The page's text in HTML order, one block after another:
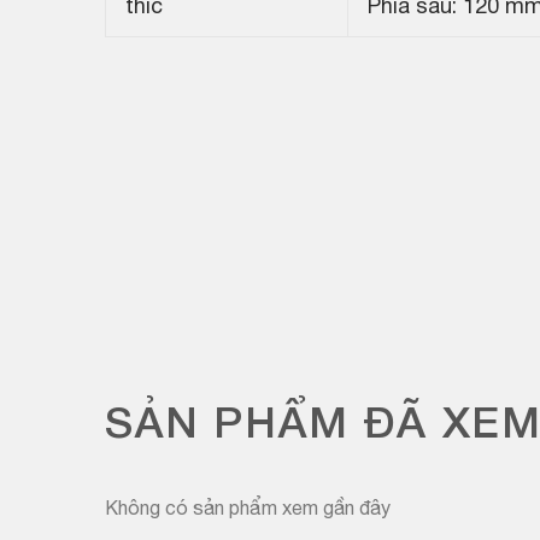
thíc Phía sau: 120
SẢN PHẨM ĐÃ
Không có sản phẩm xem gần đây